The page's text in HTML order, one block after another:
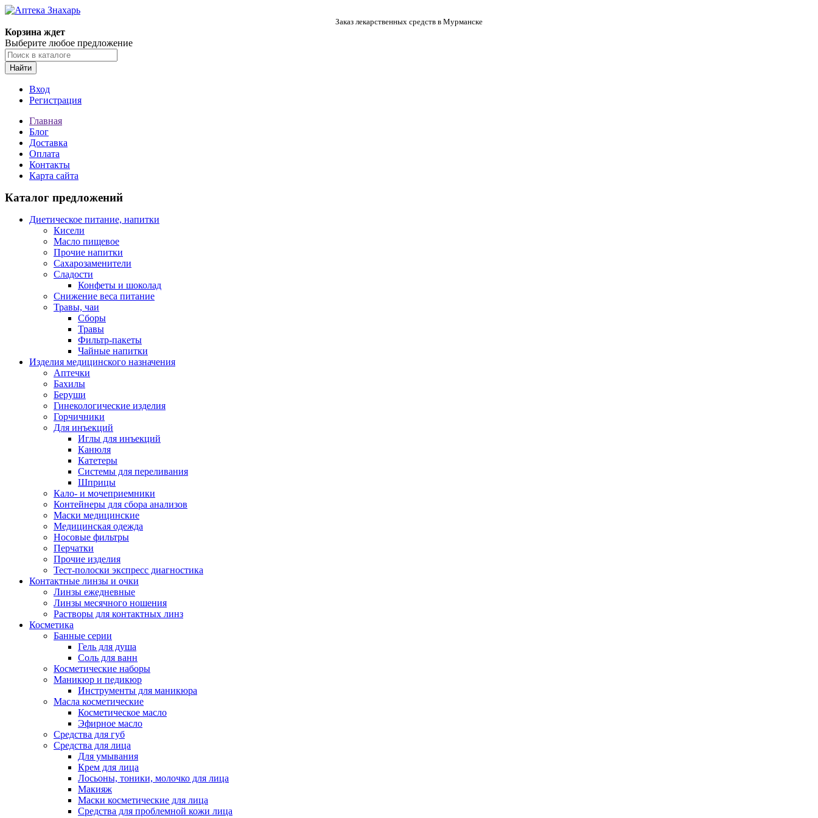
Заказ лекарственных средств в Мурманске
Корзина ждет
Выберите любое предложение
Найти
Вход
Регистрация
Главная
Блог
Доставка
Оплата
Контакты
Карта сайта
Каталог предложений
Диетическое питание, напитки
Кисели
Масло пищевое
Прочие напитки
Сахарозаменители
Сладости
Конфеты и шоколад
Снижение веса питание
Травы, чаи
Сборы
Травы
Фильтр-пакеты
Чайные напитки
Изделия медицинского назначения
Аптечки
Бахилы
Беруши
Гинекологические изделия
Горчичники
Для инъекций
Иглы для инъекций
Канюля
Катетеры
Системы для переливания
Шприцы
Кало- и мочеприемники
Контейнеры для сбора анализов
Маски медицинские
Медицинская одежда
Носовые фильтры
Перчатки
Прочие изделия
Тест-полоски экспресс диагностика
Контактные линзы и очки
Линзы ежедневные
Линзы месячного ношения
Растворы для контактных линз
Косметика
Банные серии
Гель для душа
Соль для ванн
Косметические наборы
Маникюр и педикюр
Инструменты для маникюра
Масла косметические
Косметическое масло
Эфирное масло
Средства для губ
Средства для лица
Для умывания
Крем для лица
Лосьоны, тоники, молочко для лица
Макияж
Маски косметические для лица
Средства для проблемной кожи лица